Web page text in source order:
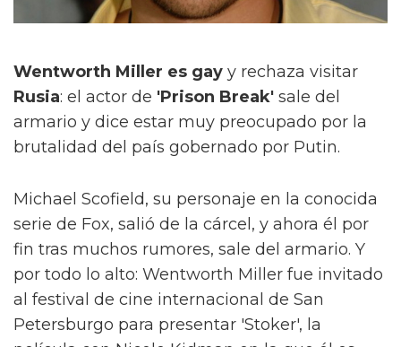
Wentworth Miller es gay y rechaza visitar
Rusia: el actor de 'Prison Break' sale del
armario y dice estar muy preocupado por la
brutalidad del país gobernado por Putin.
Michael Scofield, su personaje en la conocida
serie de Fox, salió de la cárcel, y ahora él por
fin tras muchos rumores, sale del armario. Y
por todo lo alto: Wentworth Miller fue invitado
al festival de cine internacional de San
Petersburgo para presentar 'Stoker', la